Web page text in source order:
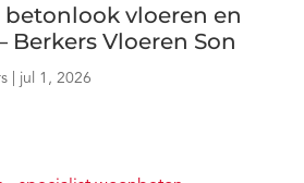
vloeren en
Berkers Vloeren Son
| jul 1, 2026